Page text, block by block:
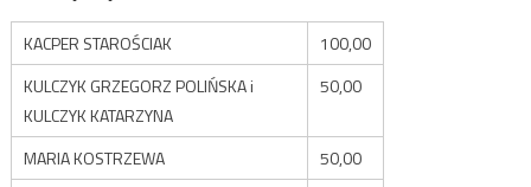
KACPER STAROŚCIAK
100,00
KULCZYK GRZEGORZ POLIŃSKA i
KULCZYK KATARZYNA
50,00
MARIA KOSTRZEWA
50,00